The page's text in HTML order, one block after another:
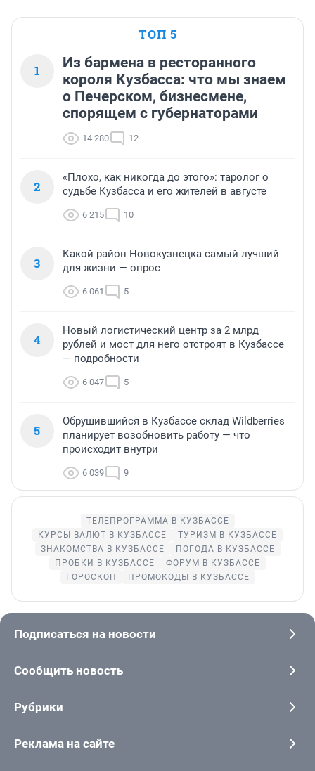
ТОП 5
1
Из бармена в ресторанного
короля Кузбасса: что мы знаем
о Печерском, бизнесмене,
спорящем с губернаторами
14 280 12
2
«Плохо, как никогда до этого»: таролог о
судьбе Кузбасса и его жителей в августе
6 215 10
3
Какой район Новокузнецка самый лучший
для жизни — опрос
6 061 5
4
Новый логистический центр за 2 млрд
рублей и мост для него отстроят в Кузбассе
— подробности
6 047 5
5
Обрушившийся в Кузбассе склад Wildberries
планирует возобновить работу — что
происходит внутри
6 039 9
ТЕЛЕПРОГРАММА В КУЗБАССЕ
КУРСЫ ВАЛЮТ В КУЗБАССЕ
ТУРИЗМ В КУЗБАССЕ
ЗНАКОМСТВА В КУЗБАССЕ
ПОГОДА В КУЗБАССЕ
ПРОБКИ В КУЗБАССЕ
ФОРУМ В КУЗБАССЕ
ГОРОСКОП
ПРОМОКОДЫ В КУЗБАССЕ
Подписаться на новости
Сообщить новость
Рубрики
Реклама на сайте